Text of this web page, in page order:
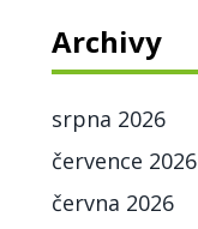
Archivy
srpna 2026
července 2026
června 2026